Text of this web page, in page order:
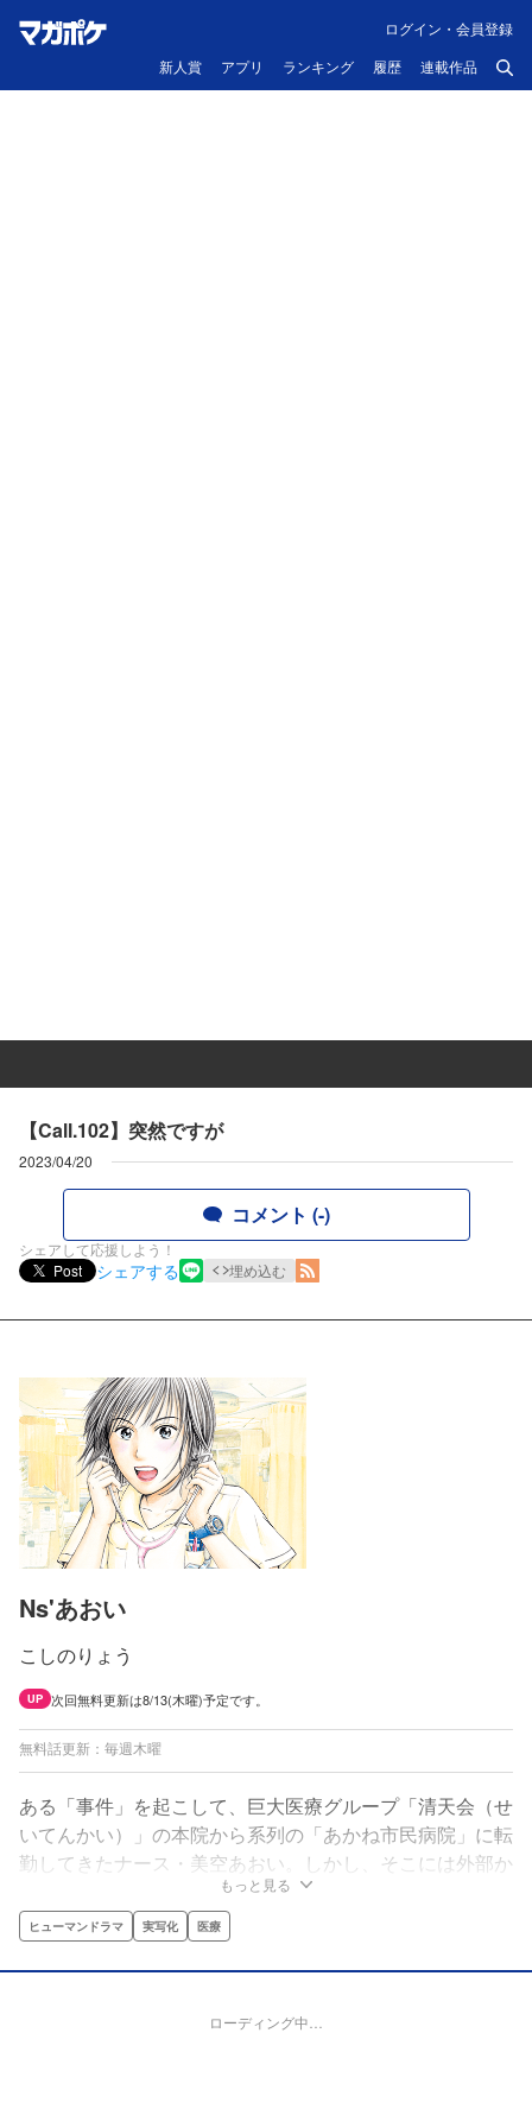
新人賞 アプリ ランキング 履歴 連載作品
ログイン・会員登録
【Call.102】突然ですが
2023/04/20
コメント (-)
シェアして応援しよう！
Post
シェアする 埋め込む
Ns'あおい
こしのりょう
UP 次回無料更新は8/13(木曜)予定です。
無料話更新：毎週木曜
ある「事件」を起こして、巨大医療グループ「清天会（せ
いてんかい）」の本院から系列の「あかね市民病院」に転
勤してきたナース・美空あおい。しかし、そこには外部か
らは、そして患者にはうかがい知れない問題がうず巻いて
いた。自らの「理想の看護」を考えながら、あおいは現実
に立ち向かう！読むと入院がコワくなる？それとも入院し
たくなる？看護業界も絶賛したノンストップ・ヒューマン
もっと見る
ヒューマンドラマ 実写化 医療
ローディング中…